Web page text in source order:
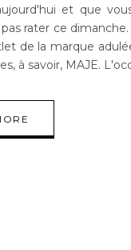
et que
rater ce
de la marque
à savoir, MAJE.